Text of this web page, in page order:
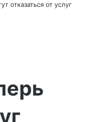
отказаться от услуг